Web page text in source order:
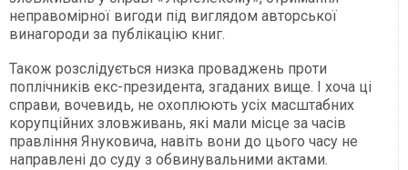
неправомірної вигоди під виглядом авторської
винагороди за публікацію книг.
Також розслідується низка проваджень проти
поплічників екс-президента, згаданих вище. І хоча ці
справи, вочевидь, не охоплюють усіх масштабних
корупційних зловживань, які мали місце за часів
правління Януковича, навіть вони до цього часу не
направлені до суду з обвинувальними актами.